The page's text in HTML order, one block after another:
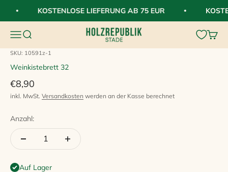
KOSTENLOSE LIEFERUNG AB 75 EUR
Navigationsmenü öffnen
Suche öffnen HolzRepublik
SKU: 10591z-1
Weinkistebrett 32
Angebot
€8,90
inkl. MwSt. Versandkosten werden an der Kasse berechnet
Anzahl:
Auf Lager